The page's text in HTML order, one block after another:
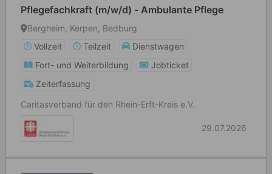
Pflegefachkraft (m/w/d) - Ambulante Pflege
Bergheim, Kerpen, Bedburg
Vollzeit
Teilzeit
Dienstwagen
Fort- und Weiterbildung
Jobticket
Zeiterfassung
Caritasverband für den Rhein-Erft-Kreis e.V.
29.07.2026